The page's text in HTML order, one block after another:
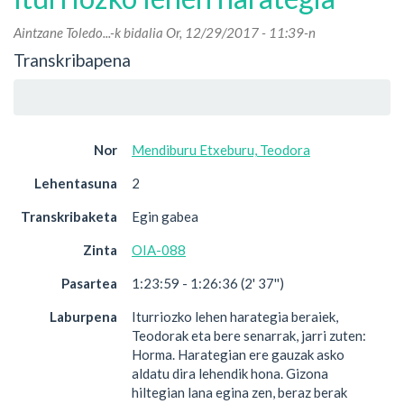
Aintzane Toledo... -k bidalia Or, 12/29/2017 - 11:39-n
Transkribapena
Nor Mendiburu Etxeburu, Teodora
Lehentasuna 2
Transkribaketa Egin gabea
Zinta OIA-088
Pasartea 1:23:59 - 1:26:36 (2' 37'')
Laburpena
Iturriozko lehen harategia beraiek,
Teodorak eta bere senarrak, jarri zuten:
Horma. Harategian ere gauzak asko
aldatu dira lehendik hona. Gizona
hiltegian lana egina zen, beraz berak